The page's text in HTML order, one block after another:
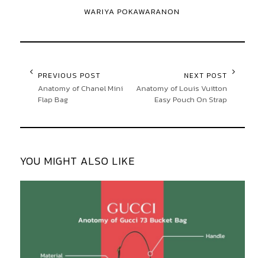
WARIYA POKAWARANON
PREVIOUS POST
Anatomy of Chanel Mini
Flap Bag
NEXT POST
Anatomy of Louis Vuitton
Easy Pouch On Strap
YOU MIGHT ALSO LIKE